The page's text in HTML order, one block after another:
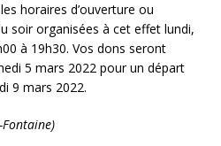
horaires d’ouverture ou
soir organisées à cet effet lundi,
à 19h30. Vos dons seront
5 mars 2022 pour un départ
9 mars 2022.